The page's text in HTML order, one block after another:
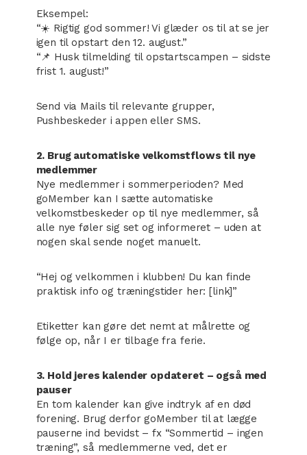
Eksempel:
“☀️ Rigtig god sommer! Vi glæder os til at se jer
igen til opstart den 12. august.”
“📌 Husk tilmelding til opstartscampen – sidste
frist 1. august!”
Send via Mails til relevante grupper,
Pushbeskeder i appen eller SMS.
2. Brug automatiske velkomstflows til nye
medlemmer
Nye medlemmer i sommerperioden? Med
goMember kan I sætte automatiske
velkomstbeskeder op til nye medlemmer, så
alle nye føler sig set og informeret – uden at
nogen skal sende noget manuelt.
“Hej og velkommen i klubben! Du kan finde
praktisk info og træningstider her: [link]”
Etiketter kan gøre det nemt at målrette og
følge op, når I er tilbage fra ferie.
3. Hold jeres kalender opdateret – også med
pauser
En tom kalender kan give indtryk af en død
forening. Brug derfor goMember til at lægge
pauserne ind bevidst – fx “Sommertid – ingen
træning”, så medlemmerne ved, det er